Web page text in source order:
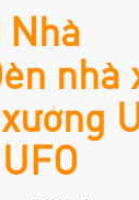
Nhà
nhà